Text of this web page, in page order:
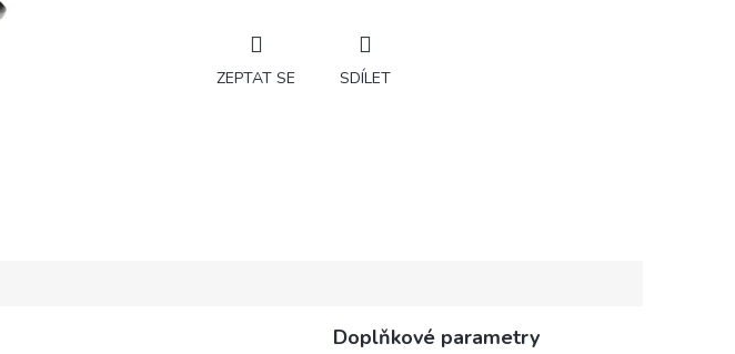
ZEPTAT SE SDÍLET
Doplňkové parametry